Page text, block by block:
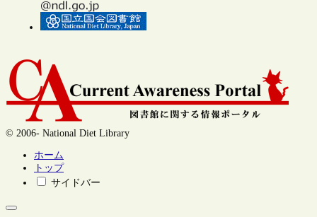
© 2006- National Diet Library
ホーム
トップ
サイドバー